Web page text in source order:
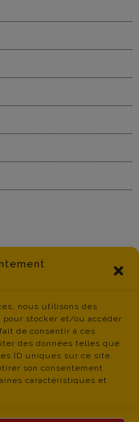
nous utilisons des
stocker et/ou accéder
de consentir à ces
des données telles que
ID uniques sur ce site.
son consentement
caractéristiques et